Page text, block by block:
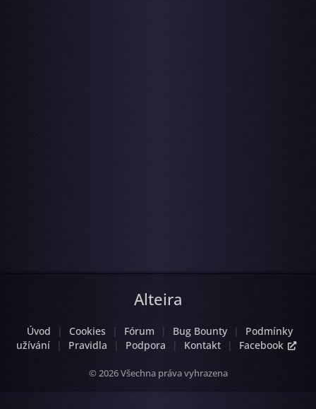
Alteira
Úvod | Cookies | Fórum | Bug Bounty |
Podmínky
užívání
| Pravidla | Podpora | Kontakt | Facebook
© 2026 Všechna práva vyhrazena